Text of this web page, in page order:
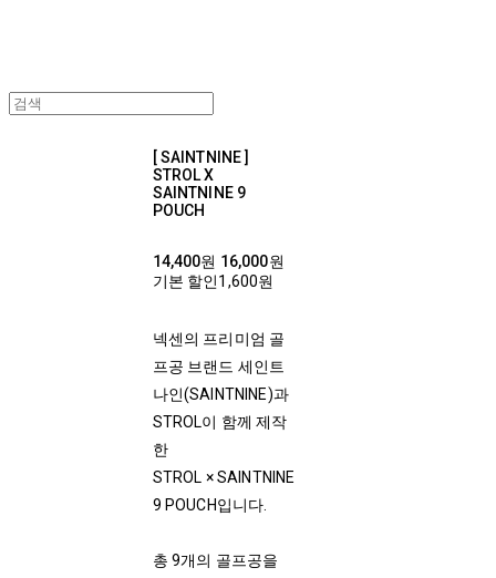
[ SAINTNINE ]
STROL X
SAINTNINE 9
POUCH
14,400원 16,000원
기본 할인1,600원
넥센의 프리미엄 골
프공 브랜드 세인트
나인(SAINTNINE)과
STROL이 함께 제작
한
STROL × SAINTNINE
9 POUCH입니다.
총 9개의 골프공을